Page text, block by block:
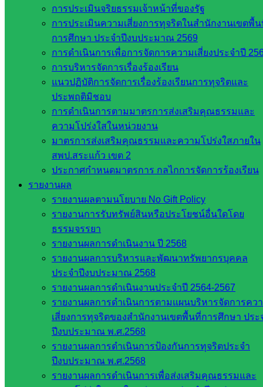
การประเมินจริยธรรมเจ้าหน้าที่ของรัฐ
การประเมินความเสี่ยงการทุจริตในสำนักงานเขตพื้
การศึกษา ประจำปีงบประมาณ 2569
การดำเนินการเพื่อการจัดการความเสี่ยงประจำปี
การบริหารจัดการเรื่องร้องเรียน
แนวปฏิบัติการจัดการเรื่องร้องเรียนการทุจริตและ
ประพฤติมิชอบ
การดำเนินการตามมาตรการส่งเสริมคุณธรรมและ
ความโปร่งใสในหน่วยงาน
มาตรการส่งเสริมคุณธรรมและความโปร่งใสภายใน
สพป.สระแก้ว เขต 2
ประกาศกำหนดมาตรการ กลไกการจัดการร้องเรียน
รายงานผล
รายงานผลตามนโยบาย No Gift Policy
รายงานการรับทรัพย์สินหรือประโยชน์อื่นใดโดย
ธรรมจรรยา
รายงานผลการดำเนินงาน ปี 2568
รายงานผลการบริหารและพัฒนาทรัพยากรบุคคล
ประจำปีงบประมาณ 2568
รายงานผลการดำเนินงานประจำปี 2564-2567
รายงานผลการดำเนินการตามแผนบริหารจัดการคว
เสี่ยงการทุจริตของสำนักงานเขตพื้นที่การศึกษา ประ
ปีงบประมาณ พ.ศ.2568
รายงานผลการดำเนินการป้องกันการทุจริตประจำ
ปีงบประมาณ พ.ศ.2568
รายงานผลการดำเนินการเพื่อส่งเสริมคุณธรรมและ
สพฐ.
กรมบัญชี
สำนักงาน
ส.ก.ส.ค
หน่วยงาน
ในจังหวัด
สระแก้ว
จังหวัด
สระแก้ว
องค์การ
บริหาร
จังหวัด
สระแก้ว
ศึกษาธิการ
จังหวัด
สระแก้ว
สำนักงาน
ส.ก.ส.ค.
จังหวัด
สระแก้ว
สพป.